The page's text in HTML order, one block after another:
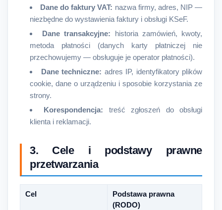
Dane do faktury VAT: nazwa firmy, adres, NIP —
niezbędne do wystawienia faktury i obsługi KSeF.
Dane transakcyjne: historia zamówień, kwoty,
metoda płatności (danych karty płatniczej nie
przechowujemy — obsługuje je operator płatności).
Dane techniczne: adres IP, identyfikatory plików
cookie, dane o urządzeniu i sposobie korzystania ze
strony.
Korespondencja: treść zgłoszeń do obsługi
klienta i reklamacji.
3. Cele i podstawy prawne
przetwarzania
Cel
Podstawa prawna
(RODO)